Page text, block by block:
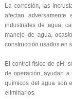
La corrosión, las
afectan
industriales de agua,
manejo de agua,
construcción usados en
El control físico de pH,
de operación, ayudan a
químicos del agua son
eliminarlos.